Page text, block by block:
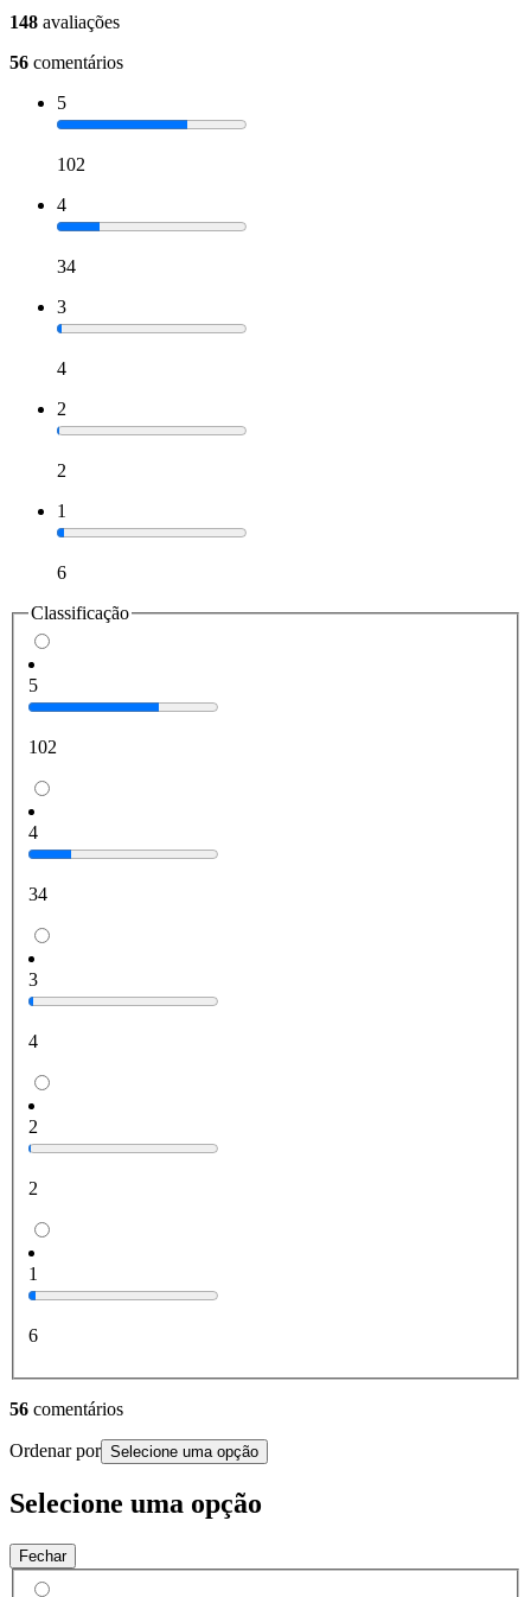
148 avaliações
56 comentários
5
102
4
34
3
4
2
2
1
6
Classificação
5
102
4
34
3
4
2
2
1
6
56 comentários
Ordenar por Selecione uma opção
Selecione uma opção
Fechar